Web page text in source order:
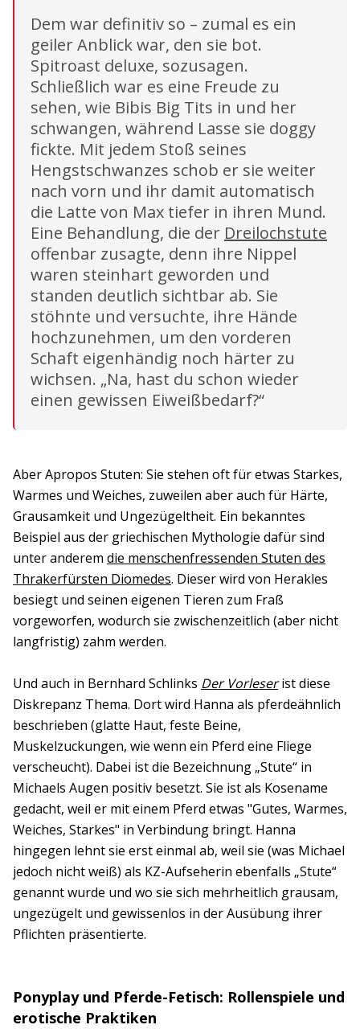
Dem war definitiv so – zumal es ein
geiler Anblick war, den sie bot.
Spitroast deluxe, sozusagen.
Schließlich war es eine Freude zu
sehen, wie Bibis Big Tits in und her
schwangen, während Lasse sie doggy
fickte. Mit jedem Stoß seines
Hengstschwanzes schob er sie weiter
nach vorn und ihr damit automatisch
die Latte von Max tiefer in ihren Mund.
Eine Behandlung, die der Dreilochstute
offenbar zusagte, denn ihre Nippel
waren steinhart geworden und
standen deutlich sichtbar ab. Sie
stöhnte und versuchte, ihre Hände
hochzunehmen, um den vorderen
Schaft eigenhändig noch härter zu
wichsen. „Na, hast du schon wieder
einen gewissen Eiweißbedarf?“
Aber Apropos Stuten: Sie stehen oft für etwas Starkes,
Warmes und Weiches, zuweilen aber auch für Härte,
Grausamkeit und Ungezügeltheit. Ein bekanntes
Beispiel aus der griechischen Mythologie dafür sind
unter anderem die menschenfressenden Stuten des
Thrakerfürsten Diomedes. Dieser wird von Herakles
besiegt und seinen eigenen Tieren zum Fraß
vorgeworfen, wodurch sie zwischenzeitlich (aber nicht
langfristig) zahm werden.
Und auch in Bernhard Schlinks Der Vorleserist diese
Diskrepanz Thema. Dort wird Hanna als pferdeähnlich
beschrieben (glatte Haut, feste Beine,
Muskelzuckungen, wie wenn ein Pferd eine Fliege
verscheucht). Dabei ist die Bezeichnung „Stute“ in
Michaels Augen positiv besetzt. Sie ist als Kosename
gedacht, weil er mit einem Pferd etwas "Gutes, Warmes,
Weiches, Starkes" in Verbindung bringt. Hanna
hingegen lehnt sie erst einmal ab, weil sie (was Michael
jedoch nicht weiß) als KZ-Aufseherin ebenfalls „Stute“
genannt wurde und wo sie sich mehrheitlich grausam,
ungezügelt und gewissenlos in der Ausübung ihrer
Pflichten präsentierte.
Ponyplay und Pferde-Fetisch: Rollenspiele und
erotische Praktiken